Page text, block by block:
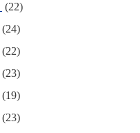
(22)
(24)
(22)
(23)
(19)
(23)